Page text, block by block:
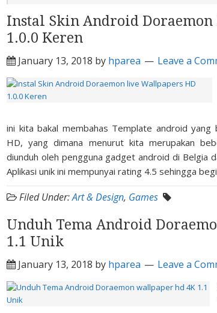
Instal Skin Android
1.0.0 Keren
January 13, 2018 by hparea Leave a
ini kita bakal membahas Template android yang
HD, yang dimana menurut kita merupakan
diunduh oleh pengguna gadget android di Belgia
Aplikasi unik ini mempunyai rating 4.5 sehingga
Filed Under:Art & Design, Games
Unduh Tema Android
1.1 Unik
January 13, 2018 by hparea Leave a